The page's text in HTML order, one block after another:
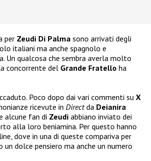
per Zeudi Di Palma sono arrivati degli
italiani ma anche spagnolo e
Un qualcosa che sembra averla molto
concorrente del Grande Fratello ha
Poco dopo dai vari commenti su X
ricevute in Directda Deianira
alcune fan di Zeudi abbiano inviato dei
alla loro beniamina. Per questo hanno
dove in una di queste compariva per
un dolce pensiero ma anche un numero